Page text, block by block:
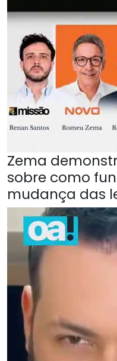
Zema
sobre como
mudança das